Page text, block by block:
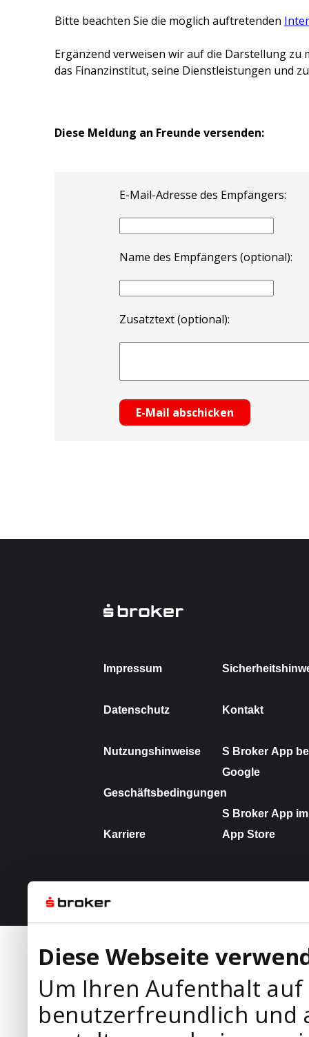
Diese Webseite
Um Ihren Aufenthalt
benutzerfreundlich und
Bitte beachten Sie die möglich auftretenden
Ergänzend verweisen wir auf die Darstellung
das Finanzinstitut, seine Dienstleistungen und
Diese Meldung an Freunde versenden:
E-Mail-Adresse des Empfängers:
Name des Empfängers (optional):
Zusatztext (optional):